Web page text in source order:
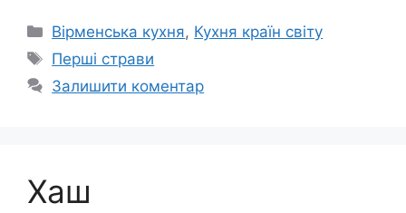
Категорії
Вірменська кухня, Кухня країн світу
Позначки
Перші страви
Залишити коментар
Хаш